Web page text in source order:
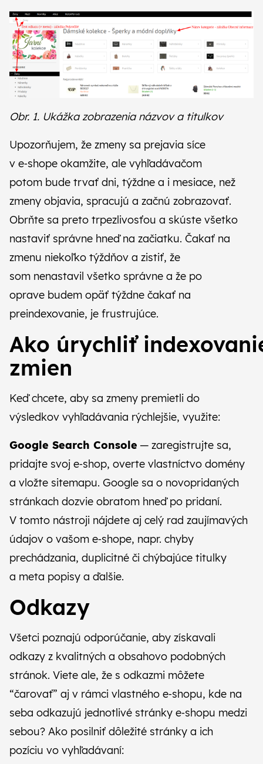
Obr. 1. Ukážka zobrazenia názvov a titulkov
Upozorňujem, že zmeny sa prejavia síce
v e‑shope okamžite, ale vyhľadávačom
potom bude trvať dni, týždne a i mesiace, než
zmeny objavia, spracujú a začnú zobrazovať.
Obrňte sa preto trpezlivosťou a skúste všetko
nastaviť správne hneď na začiatku. Čakať na
zmenu niekoľko týždňov a zistiť, že
som nenastavil všetko správne a že po
oprave budem opäť týždne čakať na
preindexovanie, je frustrujúce.
Ako úrychliť
zmien
Keď chcete, aby sa zmeny premietli do
výsledkov vyhľadávania rýchlejšie, využite:
Google Search Console — zaregistrujte sa,
pridajte svoj e‑shop, overte vlastníctvo domény
a vložte sitemapu. Google sa o novopridaných
stránkach dozvie obratom hneď po pridaní.
V tomto nástroji nájdete aj celý rad zaujímavých
údajov o vašom e‑shope, napr. chyby
prechádzania, duplicitné či chýbajúce titulky
a meta popisy a ďalšie.
Odkazy
Všetci poznajú odporúčanie, aby získavali
odkazy z kvalitných a obsahovo podobných
stránok. Viete ale, že s odkazmi môžete
“čarovať” aj v rámci vlastného e‑shopu, kde na
seba odkazujú jednotlivé stránky e‑shopu medzi
sebou? Ako posilniť dôležité stránky a ich
pozíciu vo vyhľadávaní: